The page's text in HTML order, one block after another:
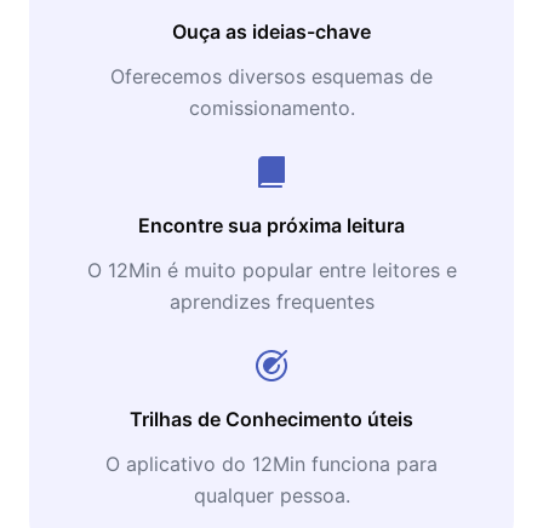
Ouça as ideias-chave
Oferecemos diversos esquemas de
comissionamento.
Encontre sua próxima leitura
O 12Min é muito popular entre leitores e
aprendizes frequentes
Trilhas de Conhecimento úteis
O aplicativo do 12Min funciona para
qualquer pessoa.